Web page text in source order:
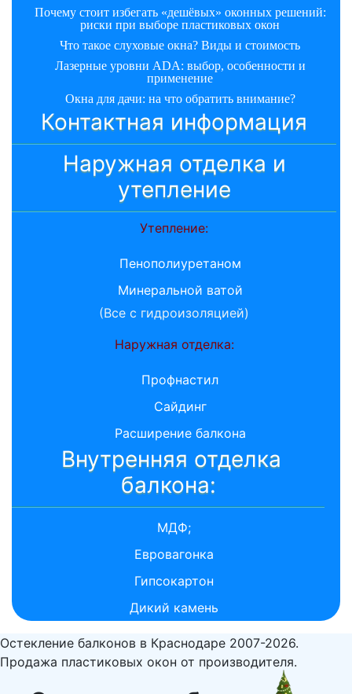
Почему стоит избегать «дешёвых» оконных решений:
риски при выборе пластиковых окон
Что такое слуховые окна? Виды и стоимость
Лазерные уровни ADA: выбор, особенности и
применение
Окна для дачи: на что обратить внимание?
Контактная информация
Наружная отделка и
утепление
Утепление:
Пенополиуретаном
Минеральной ватой
(Все с гидроизоляцией)
Наружная отделка:
Профнастил
Сайдинг
Расширение балкона
Внутренняя отделка
балкона:
МДФ;
Евровагонка
Гипсокартон
Дикий камень
Остекление балконов в Краснодаре 2007-2026.
Продажа пластиковых окон от производителя.